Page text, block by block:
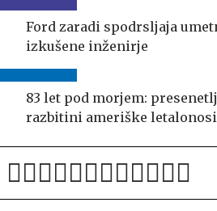
Ford zaradi spodrsljaja
izkušene inženirje
83 let pod morjem:
razbitini ameriške